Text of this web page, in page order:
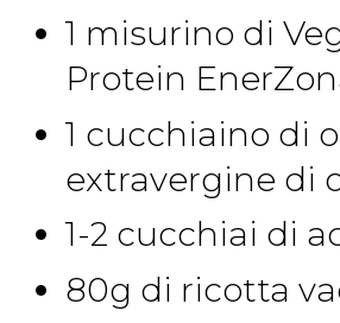
1 misurino di
Protein
1 cucchiaino di
extravergine di
1-2 cucchiai di
80g di ricotta